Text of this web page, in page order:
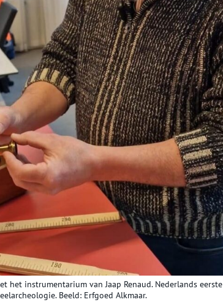
het instrumentarium van Jaap Renaud. Nederlands eerste
Beeld: Erfgoed Alkmaar.